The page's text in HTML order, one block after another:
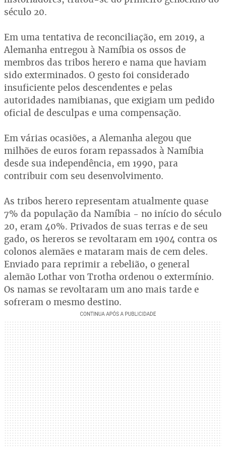
século 20.
Em uma tentativa de reconciliação, em 2019, a
Alemanha entregou à Namíbia os ossos de
membros das tribos herero e nama que haviam
sido exterminados. O gesto foi considerado
insuficiente pelos descendentes e pelas
autoridades namibianas, que exigiam um pedido
oficial de desculpas e uma compensação.
Em várias ocasiões, a Alemanha alegou que
milhões de euros foram repassados à Namíbia
desde sua independência, em 1990, para
contribuir com seu desenvolvimento.
As tribos herero representam atualmente quase
7% da população da Namíbia - no início do século
20, eram 40%. Privados de suas terras e de seu
gado, os hereros se revoltaram em 1904 contra os
colonos alemães e mataram mais de cem deles.
Enviado para reprimir a rebelião, o general
alemão Lothar von Trotha ordenou o extermínio.
Os namas se revoltaram um ano mais tarde e
sofreram o mesmo destino.